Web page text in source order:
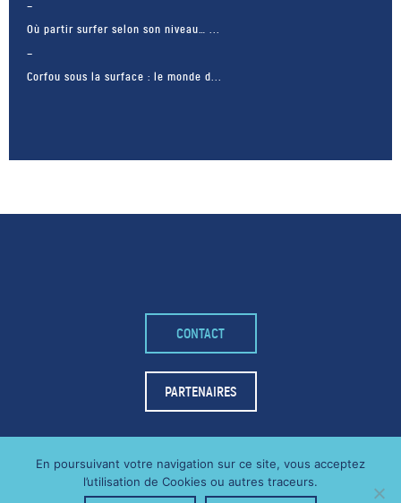
Où partir surfer selon son niveau… ...
Corfou sous la surface : le monde d...
POUR LIKER
TA MER
J'AIME
CONTACT
PARTENAIRES
MENTIONS LÉGALES | RGPD | 2021 - THE WOODSTOCK |
En poursuivant votre navigation sur ce site, vous acceptez
l’utilisation de Cookies ou autres traceurs.